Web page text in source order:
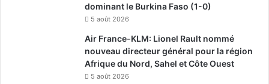
dominant le Burkina Faso (1-0)
5 août 2026
Air France-KLM: Lionel Rault nommé
nouveau directeur général pour la région
Afrique du Nord, Sahel et Côte Ouest
5 août 2026